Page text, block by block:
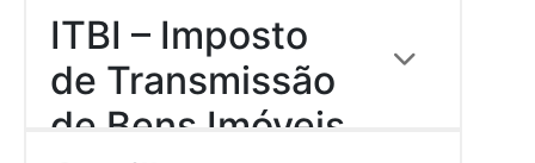
ITBI – Imposto
de Transmissão
de Bens Imóveis